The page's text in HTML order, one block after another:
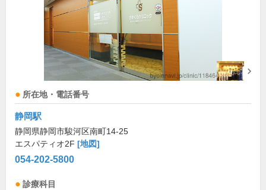
所在地・電話番号
静岡駅
静岡県静岡市駿河区南町14-25
エスパティオ2F [地図]
054-202-5800
診療科目